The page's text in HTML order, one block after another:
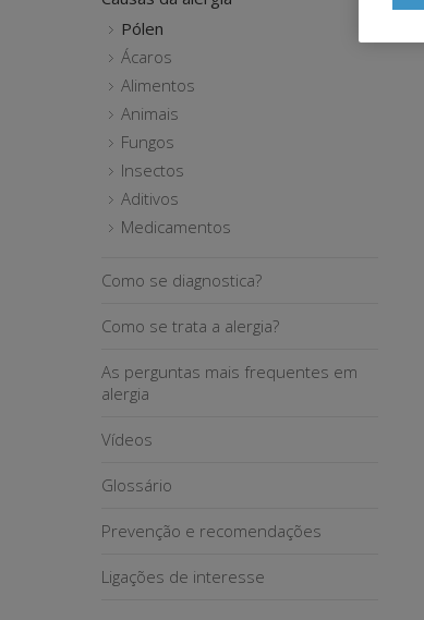
Pólen
Ácaros
Alimentos
Animais
Fungos
Insectos
Aditivos
Medicamentos
Como se diagnostica?
Como se trata a alergia?
As perguntas mais frequentes em
alergia
Vídeos
Glossário
Prevenção e recomendações
Ligações de interesse